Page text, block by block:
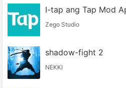
I-tap ang Tap Mod
Zego Studio
shadow-fight 2
NEKKI